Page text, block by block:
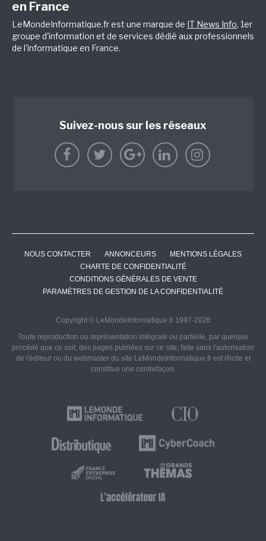
en France
LeMondeInformatique.fr est une marque de IT News Info, 1er
groupe d'information et de services dédié aux professionnels
de l'informatique en France.
Suivez-nous sur les réseaux
NOUS CONTACTER ANNONCEURS
MENTIONS LÉGALES
CHARTE DE CONFIDENTIALITÉ
CONDITIONS GÉNÉRALES DE VENTE
PARAMÈTRES DE GESTION DE LA CONFIDENTIALITÉ
Copyright © LeMondeInformatique.fr 1997-2026
Toute reproduction ou représentation intégrale ou partielle, par quelque
procédé que ce soit, des pages publiées sur ce site, faite sans l'autorisation
de l'éditeur ou du webmaster du site LeMondeInformatique.fr est illicite et
constitue une contrefaçon.